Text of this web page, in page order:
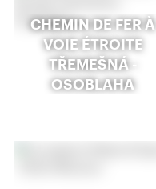
CHEMIN DE FER À
VOIE ÉTROITE
TŘEMEŠNÁ -
OSOBLAHA